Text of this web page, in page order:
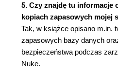
Kto jest kto? (103)
Moduł Your Account (105)
Edycja profilu
Konfiguracja
Wiadomości
5. Czy znajdę tu informacje
kopiach zapasowych mojej
Tak, w książce opisano m.in.
zapasowych bazy danych
bezpieczeństwa podczas
Nuke.